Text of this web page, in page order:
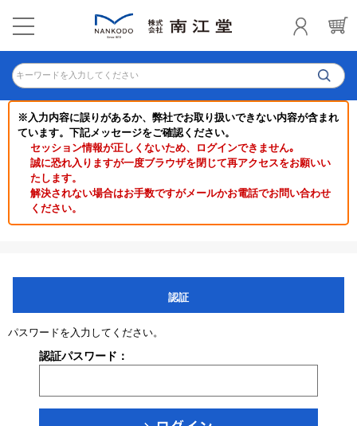
キーワードを入力してください
※入力内容に誤りがあるか、弊社でお取り扱いできない内容が含まれ
ています。下記メッセージをご確認ください。
セッション情報が正しくないため、ログインできません｡
誠に恐れ入りますが一度ブラウザを閉じて再アクセスをお願いい
たします。
解決されない場合はお手数ですがメールかお電話でお問い合わせ
ください。
認証
パスワードを入力してください。
認証パスワード：